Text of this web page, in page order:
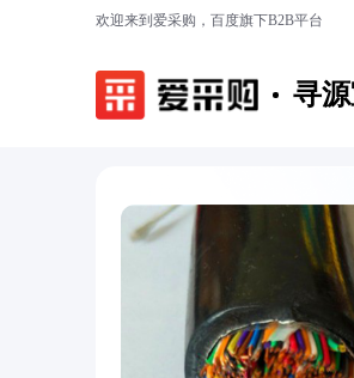
欢迎来到爱采购，百度旗下B2B平台
寻